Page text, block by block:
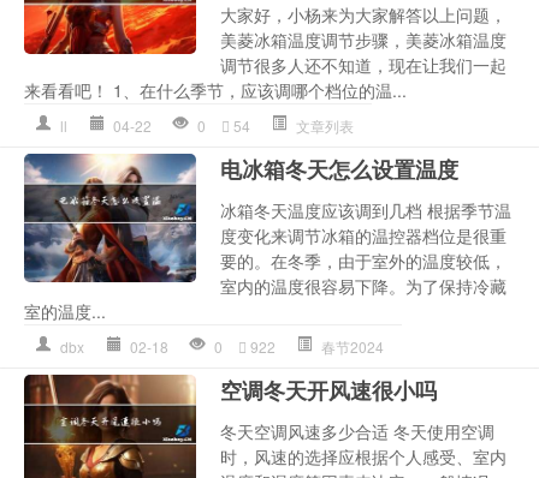
大家好，小杨来为大家解答以上问题，
美菱冰箱温度调节步骤，美菱冰箱温度
调节很多人还不知道，现在让我们一起
来看看吧！ 1、在什么季节，应该调哪个档位的温...
ll 04-22 0 54 文章列表
电冰箱冬天怎么设置温度
冰箱冬天温度应该调到几档 根据季节温
度变化来调节冰箱的温控器档位是很重
要的。在冬季，由于室外的温度较低，
室内的温度很容易下降。为了保持冷藏
室的温度...
dbx 02-18 0 922 春节2024
空调冬天开风速很小吗
冬天空调风速多少合适 冬天使用空调
时，风速的选择应根据个人感受、室内